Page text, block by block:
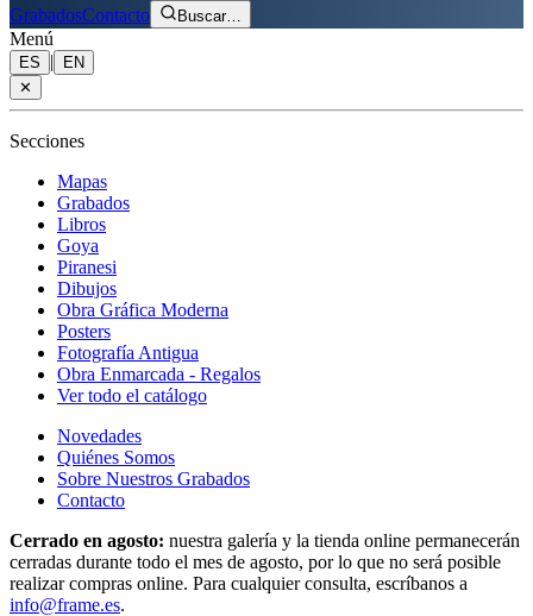
GrabadosContacto Buscar…
Menú
ES |
EN
✕
Secciones
Mapas
Grabados
Libros
Goya
Piranesi
Dibujos
Obra Gráfica Moderna
Posters
Fotografía Antigua
Obra Enmarcada - Regalos
Ver todo el catálogo
Novedades
Quiénes Somos
Sobre Nuestros Grabados
Contacto
Cerrado en agosto: nuestra galería y la tienda online permanecerán
cerradas durante todo el mes de agosto, por lo que no será posible
realizar compras online. Para cualquier consulta, escríbanos a
info@frame.es.